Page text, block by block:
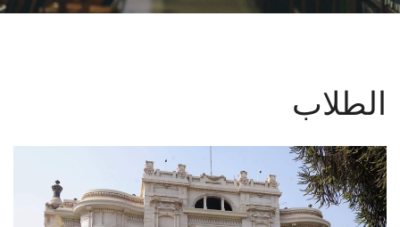
البحث العلمي
الإعلام
الطلاب